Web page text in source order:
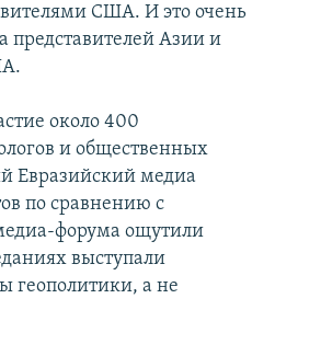
США. И это очень
представителей Азии и
около 400
и общественных
Евразийский медиа
по сравнению с
форума ощутили
выступали
геополитики, а не